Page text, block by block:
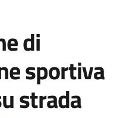
di
sportiva
strada